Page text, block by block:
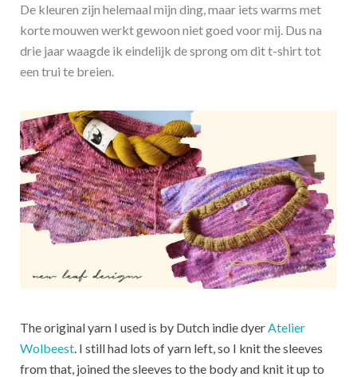
De kleuren zijn helemaal mijn ding, maar iets warms met
korte mouwen werkt gewoon niet goed voor mij. Dus na
drie jaar waagde ik eindelijk de sprong om dit t-shirt tot
een trui te breien.
The original yarn I used is by Dutch indie dyer Atelier
Wolbeest . I still had lots of yarn left, so I knit the sleeves
from that, joined the sleeves to the body and knit it up to